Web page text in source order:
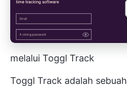
melalui Toggl Track
Toggl Track adalah sebuah